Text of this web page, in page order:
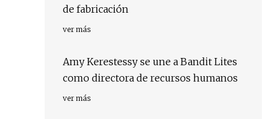
de fabricación
ver más
Amy Kerestessy se une a Bandit Lites
como directora de recursos humanos
ver más